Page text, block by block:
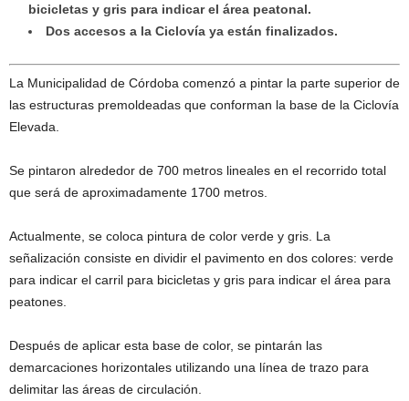
bicicletas y gris para indicar el área peatonal.
Dos accesos a la Ciclovía ya están finalizados.
La Municipalidad de Córdoba comenzó a pintar la parte superior de
las estructuras premoldeadas que conforman la base de la Ciclovía
Elevada.
Se pintaron alrededor de 700 metros lineales en el recorrido total
que será de aproximadamente 1700 metros.
Actualmente, se coloca pintura de color verde y gris. La
señalización consiste en dividir el pavimento en dos colores: verde
para indicar el carril para bicicletas y gris para indicar el área para
peatones.
Después de aplicar esta base de color, se pintarán las
demarcaciones horizontales utilizando una línea de trazo para
delimitar las áreas de circulación.